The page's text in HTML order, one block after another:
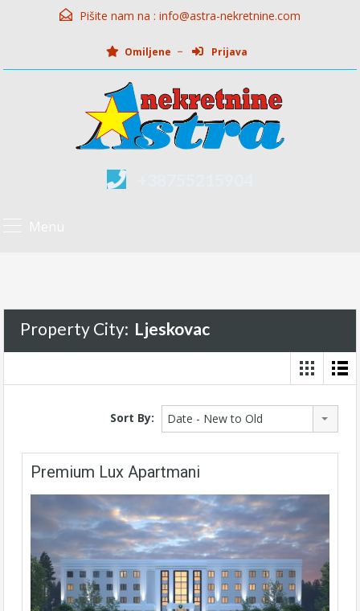
Pišite nam na : info@astra-nekretnine.com
Omiljene Prijava
Property City: Ljeskovac
Sort By: Date - New to Old
Premium Lux Apartmani